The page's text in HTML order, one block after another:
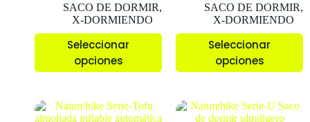
SACO DE DORMIR,
X-DORMIENDO
Seleccionar
opciones
SACO DE DORMIR,
X-DORMIENDO
Seleccionar
opciones